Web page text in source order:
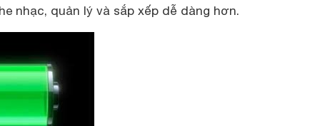
nhạc, quản lý và sắp xếp dễ dàng hơn.